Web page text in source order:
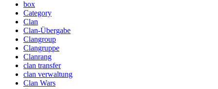
box
Category
Clan
Clan-Übergabe
Clangroup
Clangruppe
Clanrang
clan transfer
clan verwaltung
Clan Wars